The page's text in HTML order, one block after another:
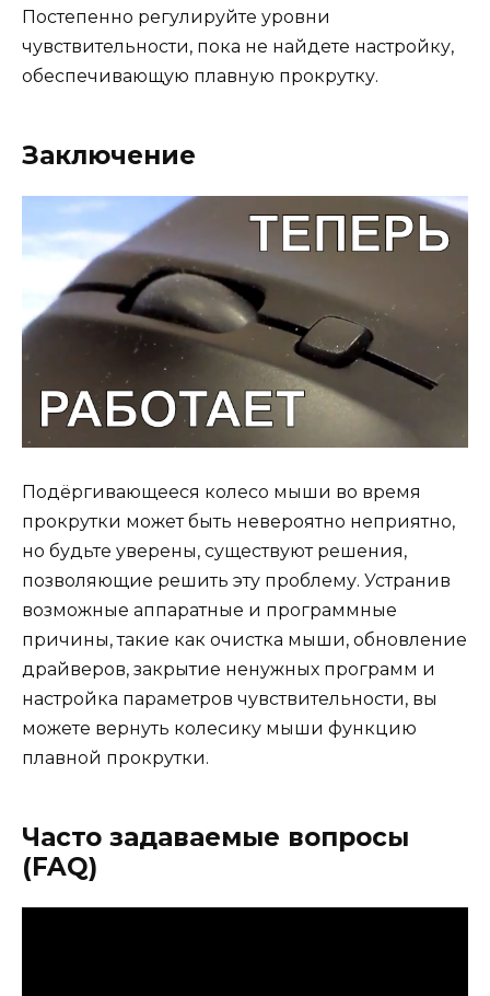
Постепенно регулируйте уровни
чувствительности, пока не найдете настройку,
обеспечивающую плавную прокрутку.
Заключение
Подёргивающееся колесо мыши во время
прокрутки может быть невероятно неприятно,
но будьте уверены, существуют решения,
позволяющие решить эту проблему. Устранив
возможные аппаратные и программные
причины, такие как очистка мыши, обновление
драйверов, закрытие ненужных программ и
настройка параметров чувствительности, вы
можете вернуть колесику мыши функцию
плавной прокрутки.
Часто задаваемые вопросы
(FAQ)